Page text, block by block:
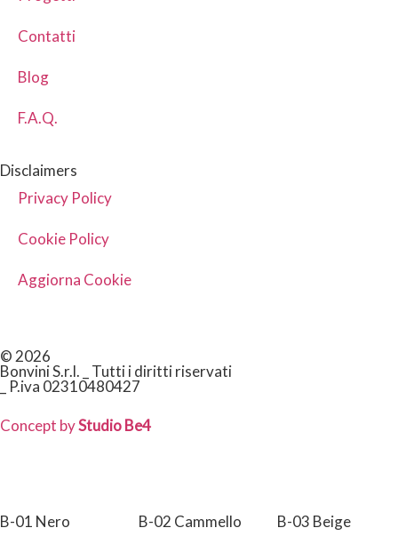
Contatti
Blog
F.A.Q.
Disclaimers
Privacy Policy
Cookie Policy
Aggiorna Cookie
© 2026
Bonvini S.r.l. _ Tutti i diritti riservati
_ P.iva 02310480427
Concept byStudio Be4
B-01 Nero B-02 Cammello B-03 Beige